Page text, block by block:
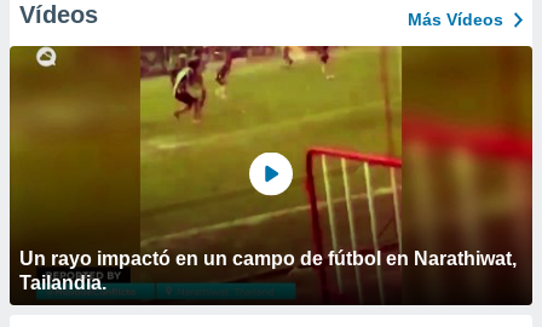
Vídeos Más Vídeos
Un rayo impactó en un campo de fútbol en Narathiwat,
Tailandia.